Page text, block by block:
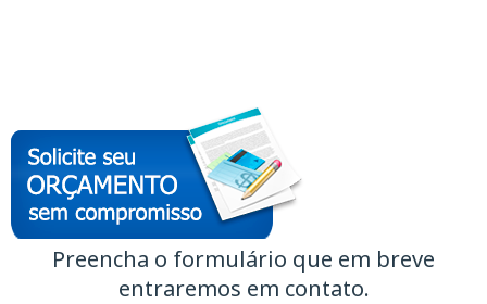
Preencha o formulário que em breve
entraremos em contato.